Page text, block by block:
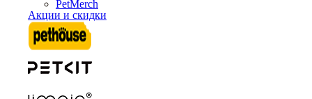
PetMerch
Акции и скидки